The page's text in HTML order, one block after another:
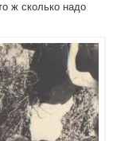
ж сколько надо